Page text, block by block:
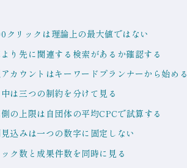
クリックは理論上の最大値ではない
り先に関連する検索があるか確認する
カウントはキーワードプランナーから始める
は三つの制約を分けて見る
の上限は自団体の平均CPCで試算する
込みは一つの数字に固定しない
ック数と成果件数を同時に見る